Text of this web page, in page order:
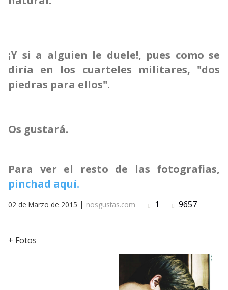
¡Y si a alguien le duele!, pues como se
diría en los cuarteles militares, "dos
piedras para ellos".
Os gustará.
Para ver el resto de las fotografias,
pinchad aquí.
02 de Marzo de 2015 | nosgustas.com 1 9657
+ Fotos